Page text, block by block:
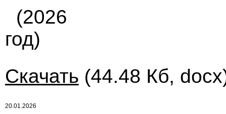
(2026
год)
Скачать (44.48 Кб,
20.01.2026